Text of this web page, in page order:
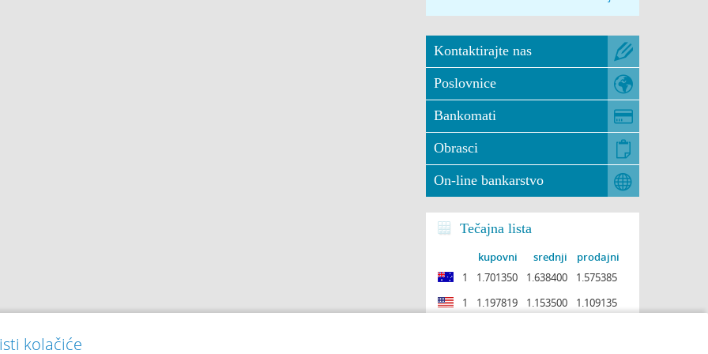
Kontaktirajte nas
Poslovnice
Bankomati
Obrasci
On-line bankarstvo
Tečajna lista
kupovni srednji
prodajni
1
1.701350 1.638400
1.575385
1
1.197819 1.153500
1.109135
kolačiće